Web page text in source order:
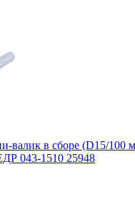
валик в сборе (D15/100
043-1510 25948